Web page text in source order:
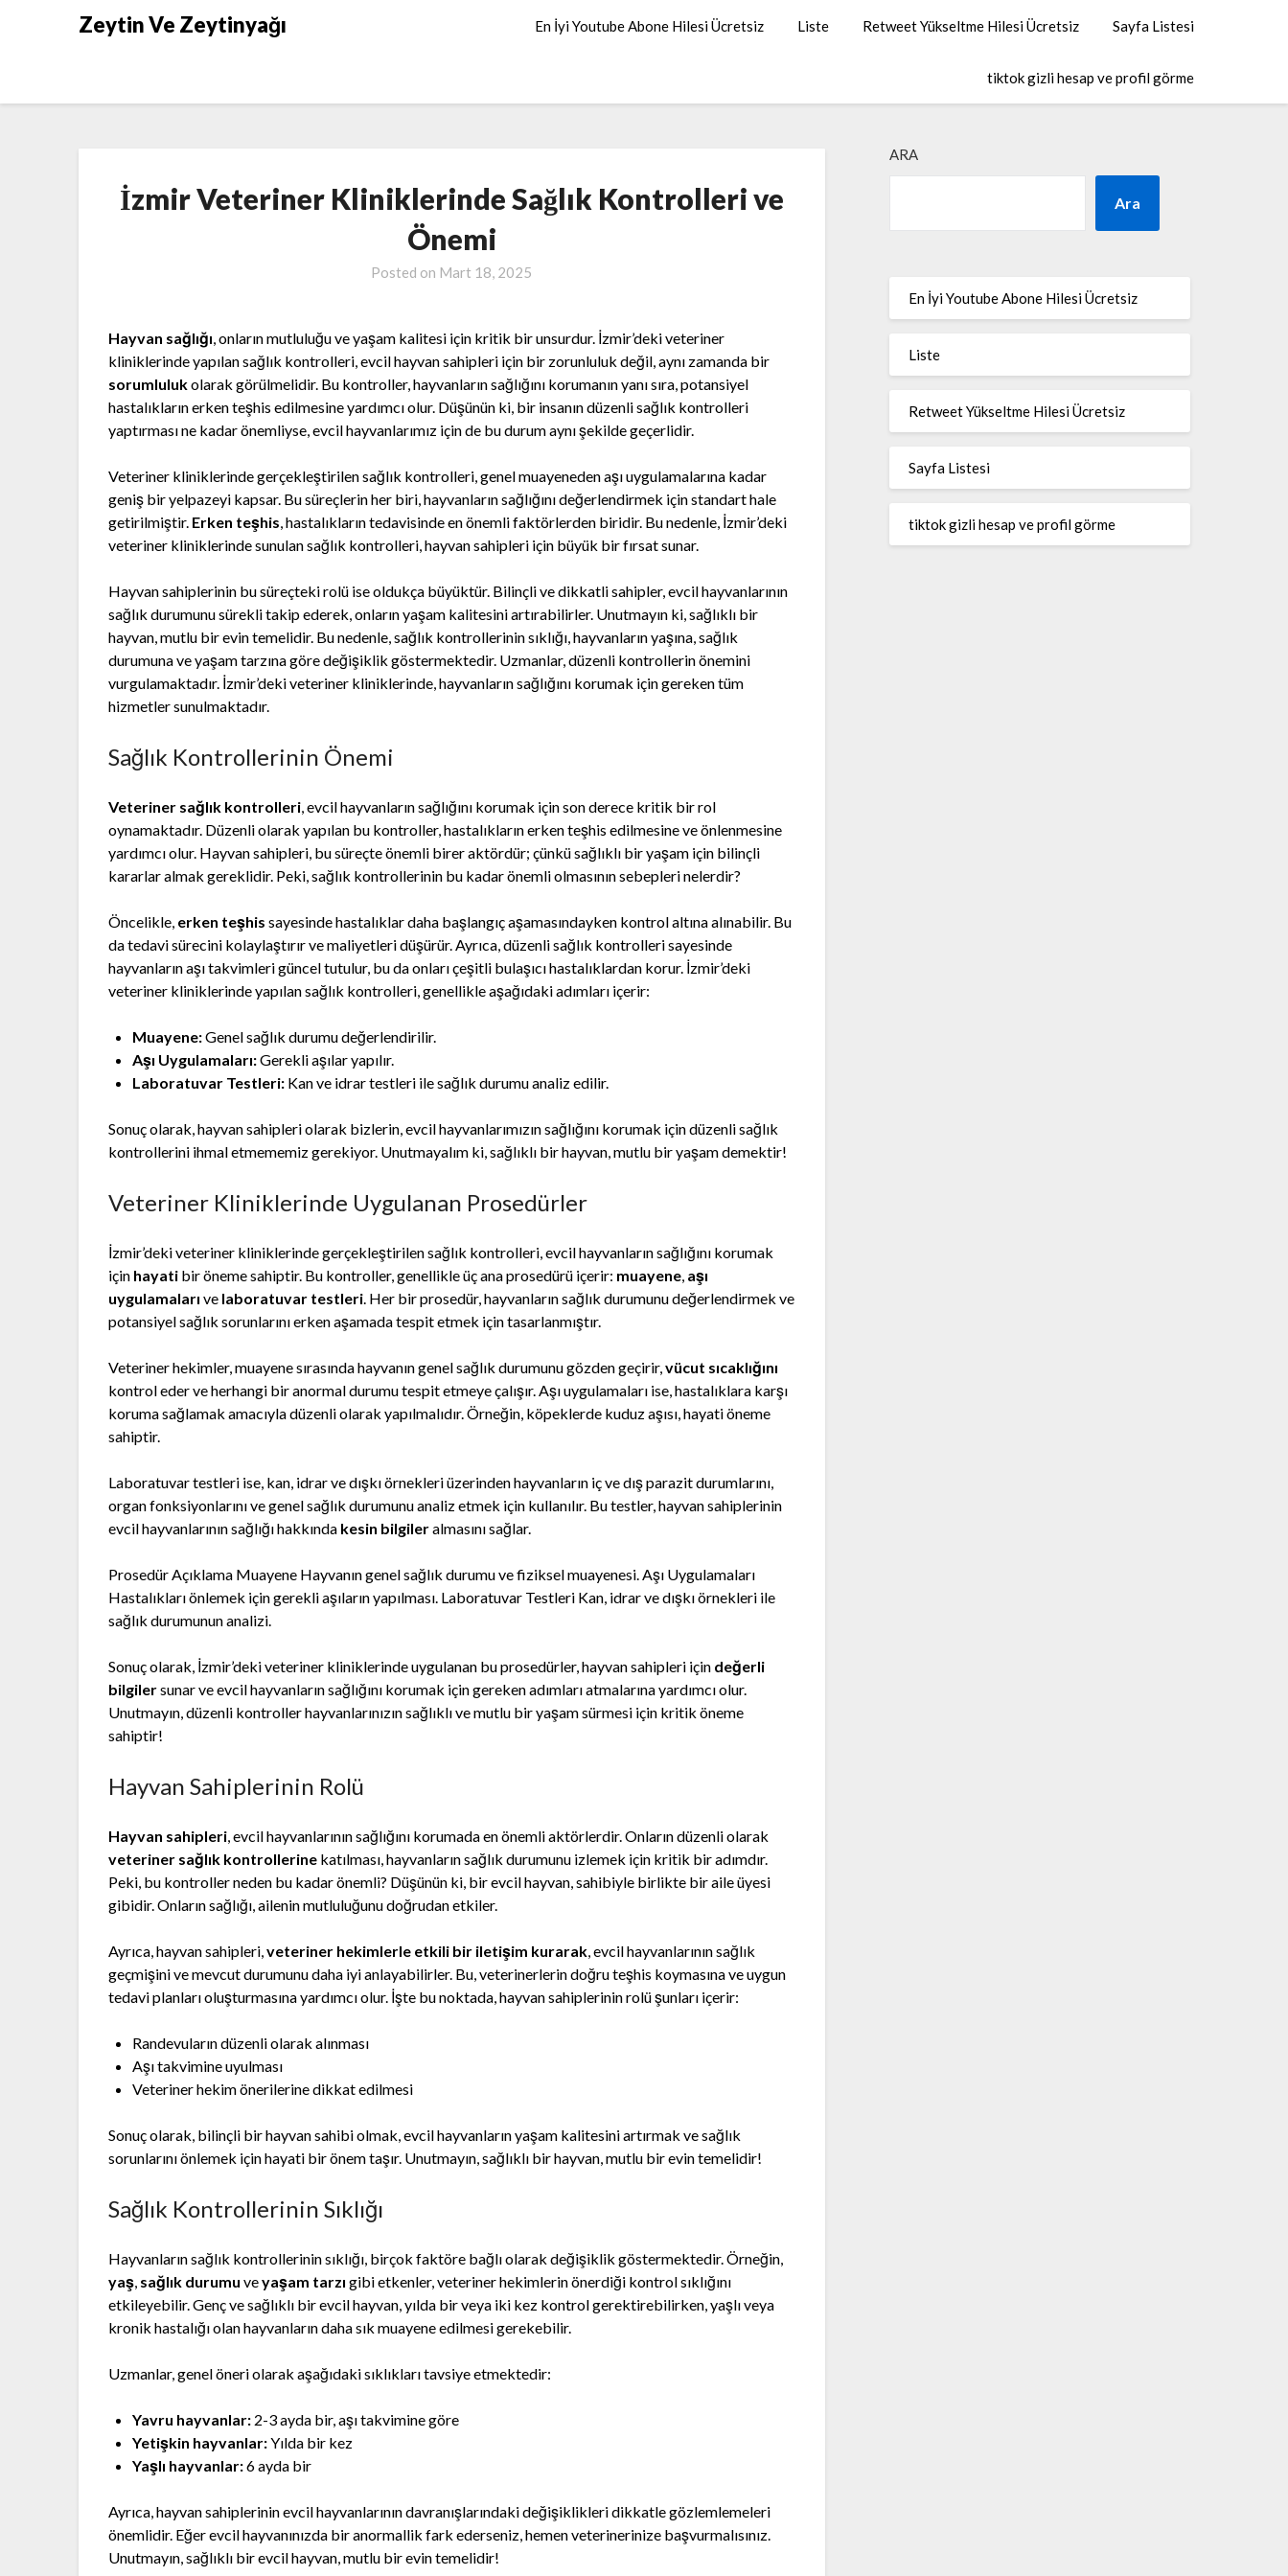
Zeytin Ve Zeytinyağı En İyi Youtube Abone Hilesi Ücretsiz Liste Retweet Yükseltme Hilesi Ücretsiz Sayfa Listesi
tiktok gizli hesap ve profil görme
İzmir Veteriner Kliniklerinde Sağlık Kontrolleri ve
Önemi
Posted on Mart 18, 2025
Hayvan sağlığı, onların mutluluğu ve yaşam kalitesi için kritik bir unsurdur. İzmir’deki veteriner
kliniklerinde yapılan sağlık kontrolleri, evcil hayvan sahipleri için bir zorunluluk değil, aynı zamanda bir
sorumlulukolarak görülmelidir. Bu kontroller, hayvanların sağlığını korumanın yanı sıra, potansiyel
hastalıkların erken teşhis edilmesine yardımcı olur. Düşünün ki, bir insanın düzenli sağlık kontrolleri
yaptırması ne kadar önemliyse, evcil hayvanlarımız için de bu durum aynı şekilde geçerlidir.
Veteriner kliniklerinde gerçekleştirilen sağlık kontrolleri, genel muayeneden aşı uygulamalarına kadar
geniş bir yelpazeyi kapsar. Bu süreçlerin her biri, hayvanların sağlığını değerlendirmek için standart hale
getirilmiştir. Erken teşhis, hastalıkların tedavisinde en önemli faktörlerden biridir. Bu nedenle, İzmir’deki
veteriner kliniklerinde sunulan sağlık kontrolleri, hayvan sahipleri için büyük bir fırsat sunar.
Hayvan sahiplerinin bu süreçteki rolü ise oldukça büyüktür. Bilinçli ve dikkatli sahipler, evcil hayvanlarının
sağlık durumunu sürekli takip ederek, onların yaşam kalitesini artırabilirler. Unutmayın ki, sağlıklı bir
hayvan, mutlu bir evin temelidir. Bu nedenle, sağlık kontrollerinin sıklığı, hayvanların yaşına, sağlık
durumuna ve yaşam tarzına göre değişiklik göstermektedir. Uzmanlar, düzenli kontrollerin önemini
vurgulamaktadır. İzmir’deki veteriner kliniklerinde, hayvanların sağlığını korumak için gereken tüm
hizmetler sunulmaktadır.
Sağlık Kontrollerinin Önemi
Veteriner sağlık kontrolleri, evcil hayvanların sağlığını korumak için son derece kritik bir rol
oynamaktadır. Düzenli olarak yapılan bu kontroller, hastalıkların erken teşhis edilmesine ve önlenmesine
yardımcı olur. Hayvan sahipleri, bu süreçte önemli birer aktördür; çünkü sağlıklı bir yaşam için bilinçli
kararlar almak gereklidir. Peki, sağlık kontrollerinin bu kadar önemli olmasının sebepleri nelerdir?
Öncelikle, erken teşhis sayesinde hastalıklar daha başlangıç aşamasındayken kontrol altına alınabilir. Bu
da tedavi sürecini kolaylaştırır ve maliyetleri düşürür. Ayrıca, düzenli sağlık kontrolleri sayesinde
hayvanların aşı takvimleri güncel tutulur, bu da onları çeşitli bulaşıcı hastalıklardan korur. İzmir’deki
veteriner kliniklerinde yapılan sağlık kontrolleri, genellikle aşağıdaki adımları içerir:
Muayene:Genel sağlık durumu değerlendirilir.
Aşı Uygulamaları:Gerekli aşılar yapılır.
Laboratuvar Testleri: Kan ve idrar testleri ile sağlık durumu analiz edilir.
Sonuç olarak, hayvan sahipleri olarak bizlerin, evcil hayvanlarımızın sağlığını korumak için düzenli sağlık
kontrollerini ihmal etmememiz gerekiyor. Unutmayalım ki, sağlıklı bir hayvan, mutlu bir yaşam demektir!
Veteriner Kliniklerinde Uygulanan Prosedürler
İzmir’deki veteriner kliniklerinde gerçekleştirilen sağlık kontrolleri, evcil hayvanların sağlığını korumak
için hayati bir öneme sahiptir. Bu kontroller, genellikle üç ana prosedürü içerir: muayene, aşı
uygulamaları ve laboratuvar testleri. Her bir prosedür, hayvanların sağlık durumunu değerlendirmek ve
potansiyel sağlık sorunlarını erken aşamada tespit etmek için tasarlanmıştır.
Veteriner hekimler, muayene sırasında hayvanın genel sağlık durumunu gözden geçirir,vücut sıcaklığını
kontrol eder ve herhangi bir anormal durumu tespit etmeye çalışır. Aşı uygulamaları ise, hastalıklara karşı
koruma sağlamak amacıyla düzenli olarak yapılmalıdır. Örneğin, köpeklerde kuduz aşısı, hayati öneme
sahiptir.
Laboratuvar testleri ise, kan, idrar ve dışkı örnekleri üzerinden hayvanların iç ve dış parazit durumlarını,
organ fonksiyonlarını ve genel sağlık durumunu analiz etmek için kullanılır. Bu testler, hayvan sahiplerinin
evcil hayvanlarının sağlığı hakkında kesin bilgileralmasını sağlar.
Prosedür Açıklama Muayene Hayvanın genel sağlık durumu ve fiziksel muayenesi. Aşı Uygulamaları
Hastalıkları önlemek için gerekli aşıların yapılması. Laboratuvar Testleri Kan, idrar ve dışkı örnekleri ile
sağlık durumunun analizi.
Sonuç olarak, İzmir’deki veteriner kliniklerinde uygulanan bu prosedürler, hayvan sahipleri için değerli
bilgilersunar ve evcil hayvanların sağlığını korumak için gereken adımları atmalarına yardımcı olur.
Unutmayın, düzenli kontroller hayvanlarınızın sağlıklı ve mutlu bir yaşam sürmesi için kritik öneme
sahiptir!
Hayvan Sahiplerinin Rolü
Hayvan sahipleri, evcil hayvanlarının sağlığını korumada en önemli aktörlerdir. Onların düzenli olarak
veteriner sağlık kontrollerine katılması, hayvanların sağlık durumunu izlemek için kritik bir adımdır.
Peki, bu kontroller neden bu kadar önemli? Düşünün ki, bir evcil hayvan, sahibiyle birlikte bir aile üyesi
gibidir. Onların sağlığı, ailenin mutluluğunu doğrudan etkiler.
Ayrıca, hayvan sahipleri,veteriner hekimlerle etkili bir iletişim kurarak, evcil hayvanlarının sağlık
geçmişini ve mevcut durumunu daha iyi anlayabilirler. Bu, veterinerlerin doğru teşhis koymasına ve uygun
tedavi planları oluşturmasına yardımcı olur. İşte bu noktada, hayvan sahiplerinin rolü şunları içerir:
Randevuların düzenli olarak alınması
Aşı takvimine uyulması
Veteriner hekim önerilerine dikkat edilmesi
Sonuç olarak, bilinçli bir hayvan sahibi olmak, evcil hayvanların yaşam kalitesini artırmak ve sağlık
sorunlarını önlemek için hayati bir önem taşır. Unutmayın, sağlıklı bir hayvan, mutlu bir evin temelidir!
Sağlık Kontrollerinin Sıklığı
Hayvanların sağlık kontrollerinin sıklığı, birçok faktöre bağlı olarak değişiklik göstermektedir. Örneğin,
yaş, sağlık durumu veyaşam tarzı gibi etkenler, veteriner hekimlerin önerdiği kontrol sıklığını
etkileyebilir. Genç ve sağlıklı bir evcil hayvan, yılda bir veya iki kez kontrol gerektirebilirken, yaşlı veya
kronik hastalığı olan hayvanların daha sık muayene edilmesi gerekebilir.
Uzmanlar, genel öneri olarak aşağıdaki sıklıkları tavsiye etmektedir:
Yavru hayvanlar: 2-3 ayda bir, aşı takvimine göre
Yetişkin hayvanlar:Yılda bir kez
Yaşlı hayvanlar:6 ayda bir
Ayrıca, hayvan sahiplerinin evcil hayvanlarının davranışlarındaki değişiklikleri dikkatle gözlemlemeleri
önemlidir. Eğer evcil hayvanınızda bir anormallik fark ederseniz, hemen veterinerinize başvurmalısınız.
Unutmayın, sağlıklı bir evcil hayvan, mutlu bir evin temelidir!
ARA
Ara
En İyi Youtube Abone Hilesi Ücretsiz
Liste
Retweet Yükseltme Hilesi Ücretsiz
Sayfa Listesi
tiktok gizli hesap ve profil görme